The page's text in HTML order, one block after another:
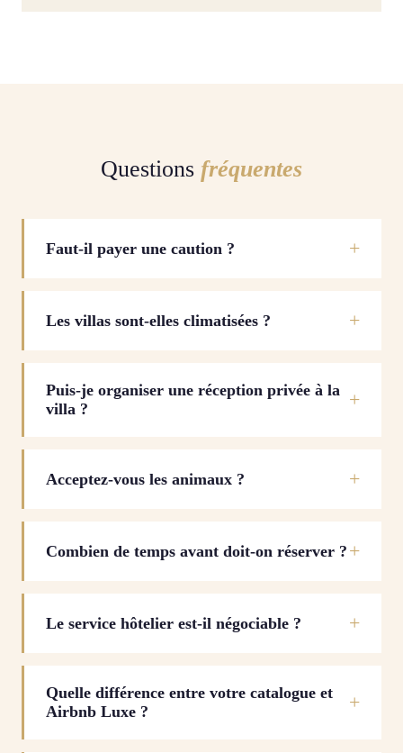
Questions fréquentes
Faut-il payer une caution ?
Les villas sont-elles climatisées ?
Puis-je organiser une réception privée à la
villa ?
Acceptez-vous les animaux ?
Combien de temps avant doit-on réserver ?
Le service hôtelier est-il négociable ?
Quelle différence entre votre catalogue et
Airbnb Luxe ?